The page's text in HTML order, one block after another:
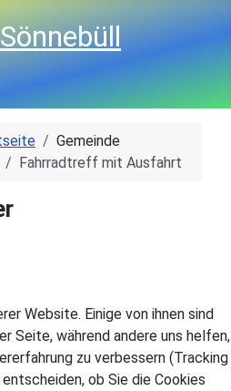
Gemeinde
Fahrradtreff mit Ausfahrt
Website. Einige von ihnen sind
Seite, während andere uns helfen,
zu verbessern (Tracking
ob Sie die Cookies